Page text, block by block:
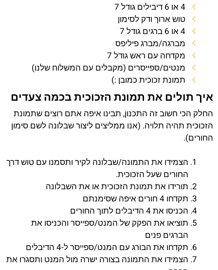
4 או 6 דיבילים גודל 7
טוש ארוך ודק לסימון
4 או 6 ברגים גודל 7
מברגה/מברג פיליפס
מקדחה עם ראש גודל 7
מנטים/ספייסרים (מקבלים עם המשלוח שלנו)
תמונת זכוכית כמובן :)
איך תולים את תמונת הזכוכית בכמה צעדים
החלק הכי חשוב זה התכנון, תבינו איפה אתם רוצים שתמונת
הזכוכית תהיה תלויה. (אנו ממליצים ליצור שבלונה לשם סימון
החורים).
הצמידו את התמונה/שבלונה לקיר ותסמנו עם טוש דרך
החורים שעל הזכוכית.
תורידו את תמונת הזכוכית או את השבלונה
תקדחו 4 חורים איפה שסימנתם
הכניסו את 4 הדיבלים לתוך החורים
תוציאו את הפקק של המנט/ספייסר והכניסו את
הברגים פנים
תקדחו את הבורג עם המנט/ספייסר ל-4 הדיבלים
הצמידו את התמונה בצורה ישרה מול המנט ותסגרו את